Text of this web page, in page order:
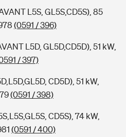
L5S, GL5S,CD5S), 85
(0591 / 396)
L5D, GL5D,CD5D), 51 kW,
/ 397)
CD5D), 51 kW,
(0591 / 398)
CD5S), 74 kW,
(0591 / 400)